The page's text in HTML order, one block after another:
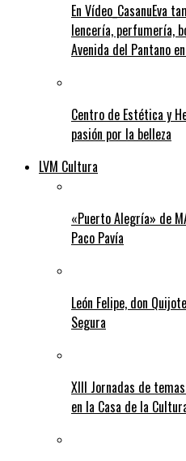
En Vídeo_CasanuEva
lencería, perfumería,
Avenida del Pantano
Centro de Estética y
pasión por la belleza
LVM Cultura
«Puerto Alegría» de
Paco Pavía
León Felipe, don
Segura
XIII Jornadas de
en la Casa de la